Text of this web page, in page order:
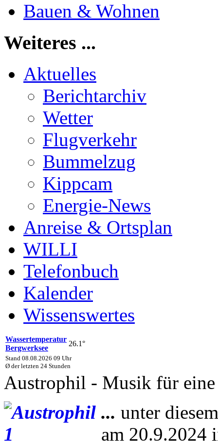
Bauen & Wohnen
Weiteres ...
Aktuelles
Berichtarchiv
Wetter
Flugverkehr
Bummelzug
Kippcam
Energie-News
Anreise & Ortsplan
WILLI
Telefonbuch
Kalender
Wissenswertes
Wassertemperatur
Bergwerksee
26.1°
Stand 08.08.2026 09 Uhr
Ø der letzten 24 Stunden
Austrophil - Musik für eine
... unter
am 20.9.2024